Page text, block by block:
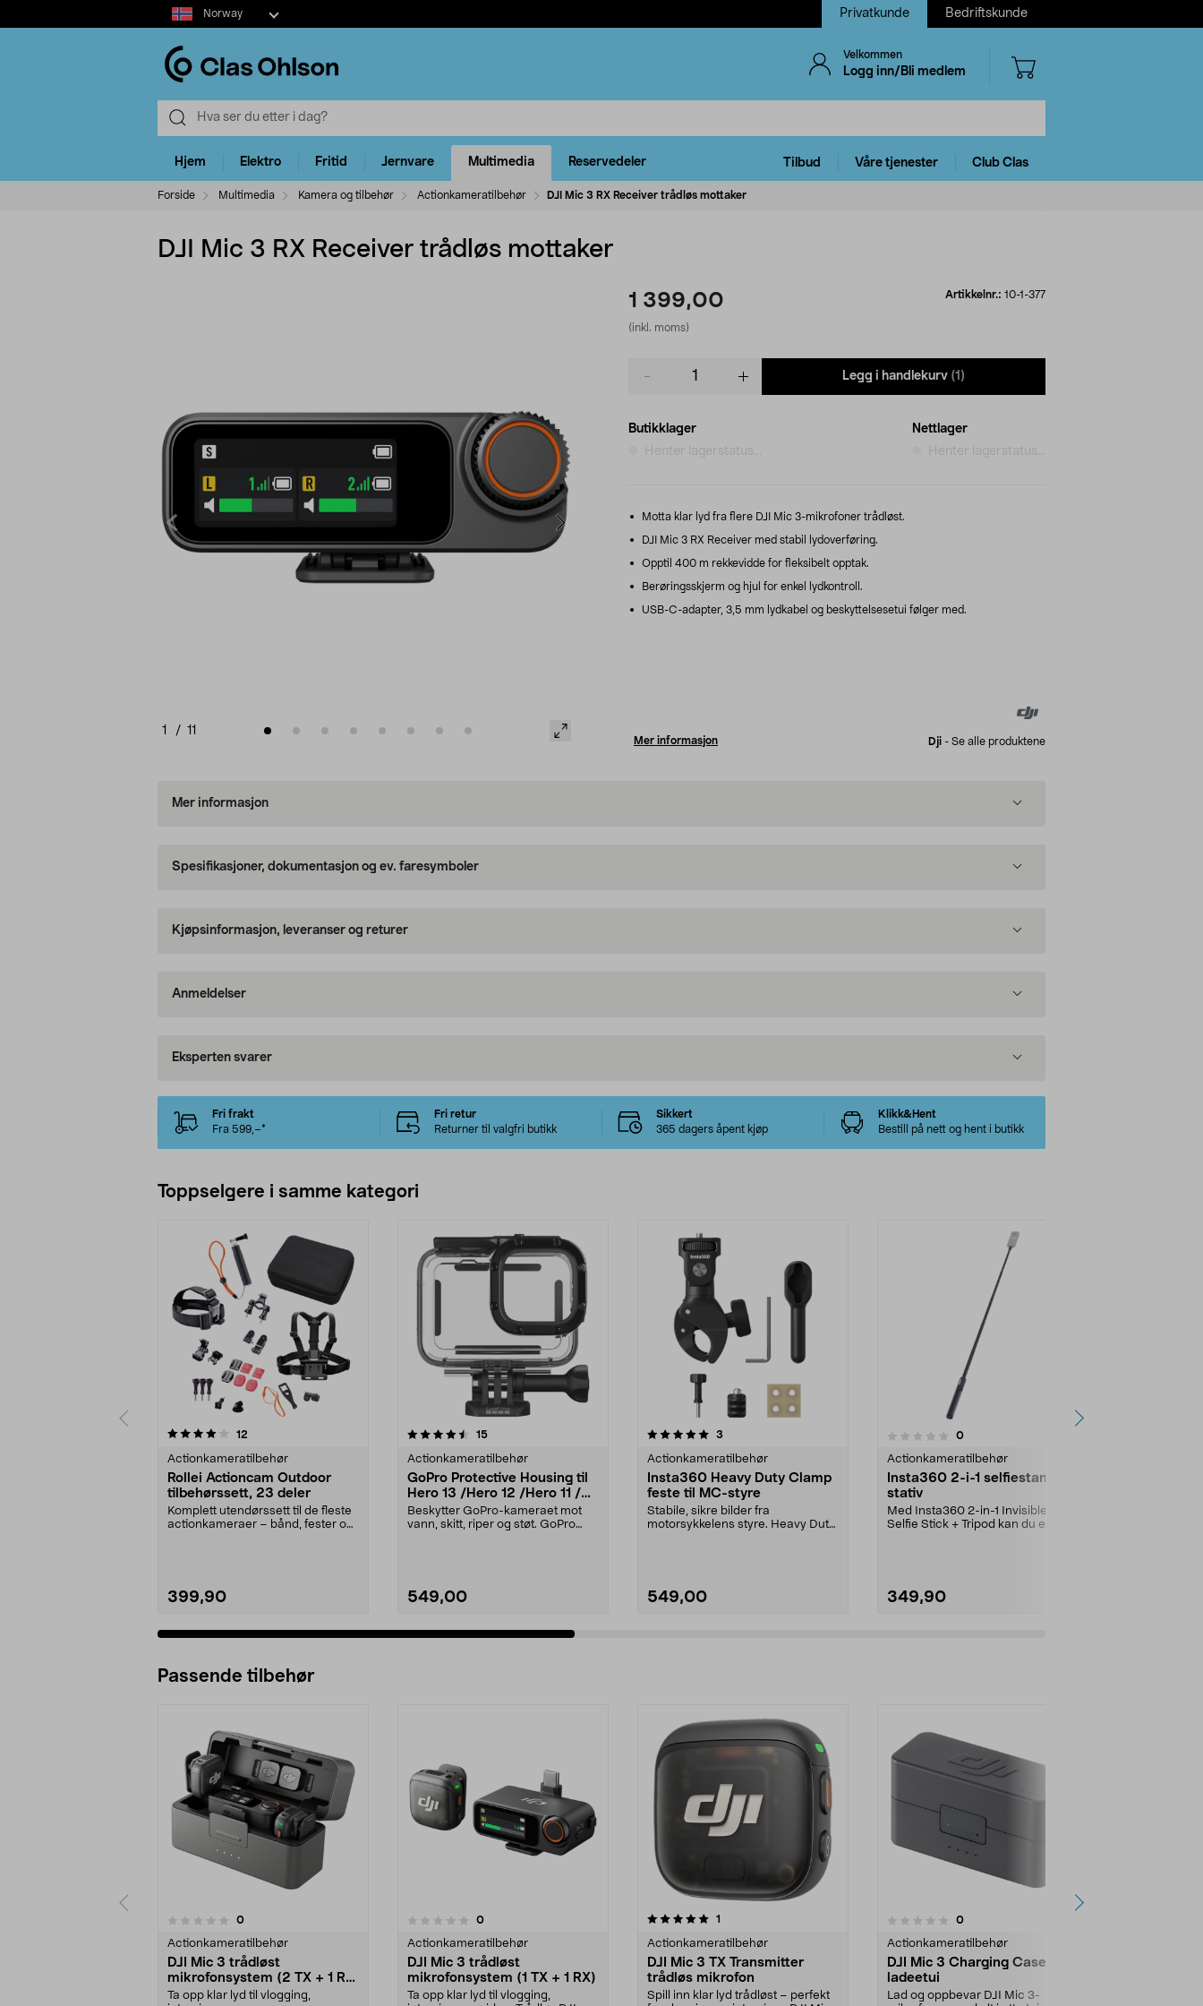
Select
market
Norway Privatkunde Bedriftskunde
Velkommen
Logg inn/Bli medlem
Hjem Elektro Fritid Jernvare Multimedia Reservedeler Tilbud Våre tjenester Club Clas
Forside Multimedia Kamera og tilbehør Actionkameratilbehør DJI Mic 3 RX Receiver trådløs mottaker
DJI Mic 3 RX Receiver trådløs mottaker
1 / 11
1 399,00
(inkl. moms)
Artikkelnr.: 10-1-377
Legg i handlekurv (1)
Butikklager
Henter lagerstatus...
Nettlager
Henter lagerstatus...
Motta klar lyd fra flere DJI Mic 3-mikrofoner trådløst.
DJI Mic 3 RX Receiver med stabil lydoverføring.
Opptil 400 m rekkevidde for fleksibelt opptak.
Berøringsskjerm og hjul for enkel lydkontroll.
USB-C-adapter, 3,5 mm lydkabel og beskyttelsesetui følger med.
Mer informasjon Dji - Se alle produktene
Mer informasjon
Spesifikasjoner, dokumentasjon og ev. faresymboler
Kjøpsinformasjon, leveranser og returer
Anmeldelser
Eksperten svarer
Fri frakt
Fra 599,–*
Fri retur
Returner til valgfri butikk
Sikkert
365 dagers åpent kjøp
Klikk&Hent
Bestill på nett og hent i butikk
Toppselgere i samme kategori
12
Actionkameratilbehør
Rollei Actioncam Outdoor
tilbehørssett, 23 deler
Komplett utendørssett til de fleste
actionkameraer – bånd, fester og
399,90
4.5 av 5 stjerner 15anmeldelser
Actionkameratilbehør
GoPro Protective Housing til
Hero 13 /Hero 12 /Hero 11 /
Hero 10 / Hero 9,
undervannshus
Beskytter GoPro-kameraet mot
vann, skitt, riper og støt. GoPro
549,00
5.0 av 5 stjerner 3
Actionkameratilbehør
Insta360 Heavy Duty Clamp
feste til MC-styre
Stabile, sikre bilder fra
motorsykkelens styre. Heavy Duty
549,00
0.0 av 5 stjerner 0anmeldelser
Actionkameratilbehør
Insta360 2-i-1 selfiestang og
stativ
Med Insta360 2-in-1 Invisible
Selfie Stick + Tripod kan du enkelt
349,90
5.0 av 5 stjerner
Passende tilbehør
0anmeldelser
Actionkameratilbehør
DJI Mic 3 trådløst
mikrofonsystem (2 TX + 1 RX
+ ladeetui)
Ta opp klar lyd til vlogging,
0.0 av 5 stjerner 0anmeldelser
Actionkameratilbehør
DJI Mic 3 trådløst
mikrofonsystem (1 TX + 1 RX)
Ta opp klar lyd til vlogging,
5.0av 5 stjerner 1
Actionkameratilbehør
DJI Mic 3 TX Transmitter
trådløs mikrofon
Spill inn klar lyd trådløst – perfekt
0.0 av 5 stjerner 0anmeldelser
Actionkameratilbehør
DJI Mic 3 Charging Case
ladeetui
Lad og oppbevar DJI Mic 3-